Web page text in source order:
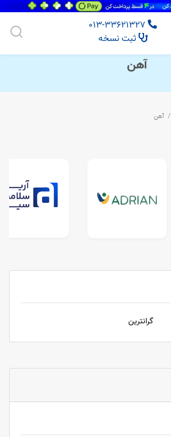
ثبت نسخه
آهن
آهن
گرانترین